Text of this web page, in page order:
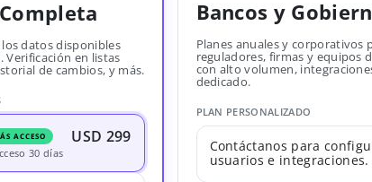
datos disponibles
Verificación en listas
de cambios, y más.
ACCESO USD 299
30 días
Bancos y
Planes anuales y corporativos
reguladores, firmas y equipos
con alto volumen,
dedicado.
PLAN PERSONALIZADO
Contáctanos para
usuarios e integraciones.